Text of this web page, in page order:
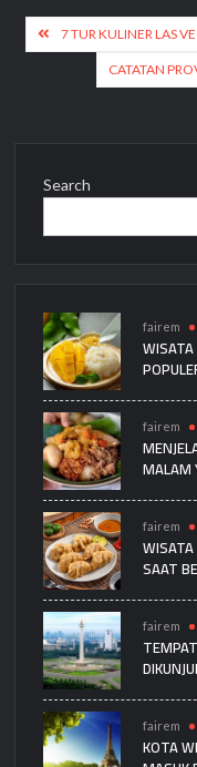
Post
navigation
7 TUR KULINER LAS
CATATAN
Search
fairem
fairem
MALAM
fairem
WISATA
SAAT
fairem
fairem
KOTA